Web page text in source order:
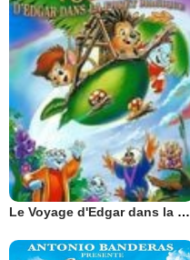
Le Voyage d'Edgar dans la Forêt Magique